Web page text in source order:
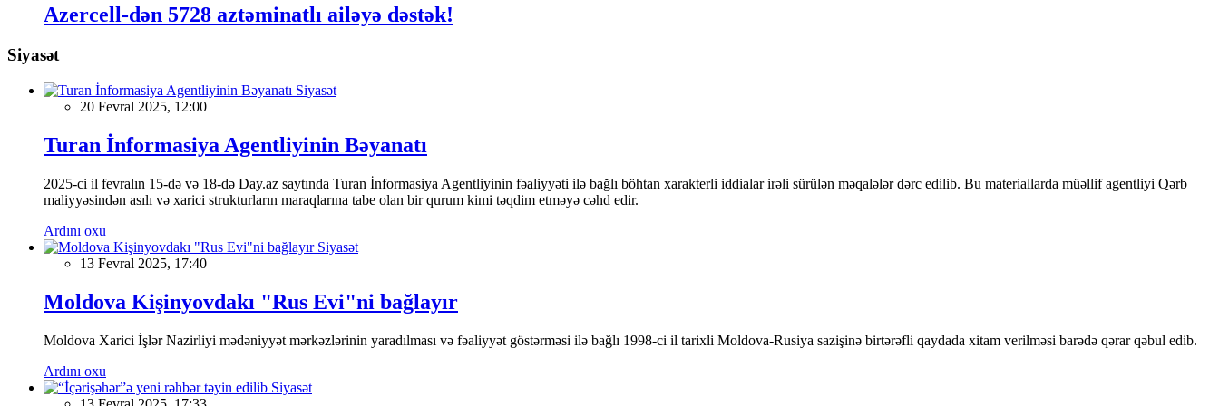
Azercell-dən 5728 aztəminatlı ailəyə dəstək!
Siyasət
Siyasət
20 Fevral 2025, 12:00
Turan İnformasiya Agentliyinin Bəyanatı
2025-ci il fevralın 15-də və 18-də Day.az saytında Turan İnformasiya Agentliyinin fəaliyyəti ilə bağlı böhtan xarakterli iddialar irəli sürülən məqalələr dərc edilib. Bu materiallarda müəllif agentliyi Qərb
maliyyəsindən asılı və xarici strukturların maraqlarına tabe olan bir qurum kimi təqdim etməyə cəhd edir.
Ardını oxu
Siyasət
13 Fevral 2025, 17:40
Moldova Kişinyovdakı "Rus Evi"ni bağlayır
Moldova Xarici İşlər Nazirliyi mədəniyyət mərkəzlərinin yaradılması və fəaliyyət göstərməsi ilə bağlı 1998-ci il tarixli Moldova-Rusiya sazişinə birtərəfli qaydada xitam verilməsi barədə qərar qəbul edib.
Ardını oxu
Siyasət